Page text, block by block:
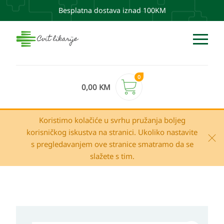
Besplatna dostava iznad 100KM
0,00 KM
0
Koristimo kolačiće u svrhu pružanja boljeg
korisničkog iskustva na stranici. Ukoliko nastavite
s pregledavanjem ove stranice smatramo da se
slažete s tim.